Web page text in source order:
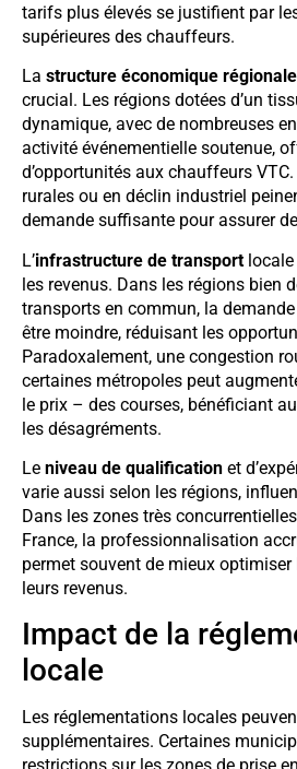
tarifs plus élevés se justifient par
supérieures des chauffeurs.
La structure économique régionale
crucial. Les régions dotées d’un
dynamique, avec de nombreuses
activité événementielle soutenue,
d’opportunités aux chauffeurs VTC.
rurales ou en déclin industriel
demande suffisante pour assurer
L’infrastructure de transport
les revenus. Dans les régions bien
transports en commun, la
être moindre, réduisant les
Paradoxalement, une congestion
certaines métropoles peut
le prix – des courses, bénéficiant
les désagréments.
Le niveau de qualification et
varie aussi selon les régions,
Dans les zones très
France, la professionnalisation
permet souvent de mieux
leurs revenus.
Impact de la
locale
Les réglementations locales
supplémentaires. Certaines